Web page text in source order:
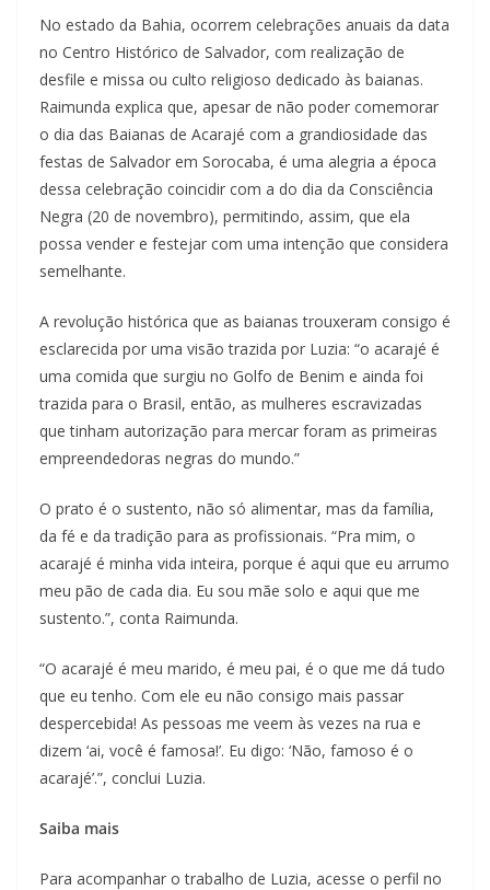
No estado da Bahia, ocorrem celebrações anuais da data
no Centro Histórico de Salvador, com realização de
desfile e missa ou culto religioso dedicado às baianas.
Raimunda explica que, apesar de não poder comemorar
o dia das Baianas de Acarajé com a grandiosidade das
festas de Salvador em Sorocaba, é uma alegria a época
dessa celebração coincidir com a do dia da Consciência
Negra (20 de novembro), permitindo, assim, que ela
possa vender e festejar com uma intenção que considera
semelhante.
A revolução histórica que as baianas trouxeram consigo é
esclarecida por uma visão trazida por Luzia: “o acarajé é
uma comida que surgiu no Golfo de Benim e ainda foi
trazida para o Brasil, então, as mulheres escravizadas
que tinham autorização para mercar foram as primeiras
empreendedoras negras do mundo.”
O prato é o sustento, não só alimentar, mas da família,
da fé e da tradição para as profissionais. “Pra mim, o
acarajé é minha vida inteira, porque é aqui que eu arrumo
meu pão de cada dia. Eu sou mãe solo e aqui que me
sustento.”, conta Raimunda.
“O acarajé é meu marido, é meu pai, é o que me dá tudo
que eu tenho. Com ele eu não consigo mais passar
despercebida! As pessoas me veem às vezes na rua e
dizem ‘ai, você é famosa!’. Eu digo: ‘Não, famoso é o
acarajé’.”, conclui Luzia.
Saiba mais
Para acompanhar o trabalho de Luzia, acesse o perfil no